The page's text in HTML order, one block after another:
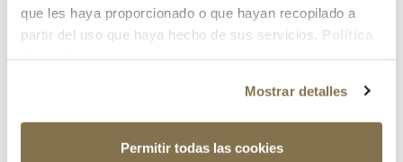
que les haya proporcionado o que hayan recopilado a
partir del uso que haya hecho de sus servicios. Política
Mostrar detalles
Permitir todas las cookies